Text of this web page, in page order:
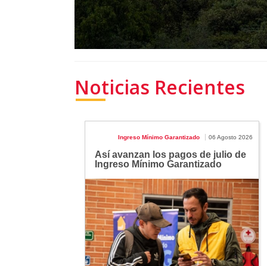
Noticias Recientes
Ingreso Mínimo Garantizado 06 Agosto 2026
Así avanzan los pagos de julio de
Ingreso Mínimo Garantizado